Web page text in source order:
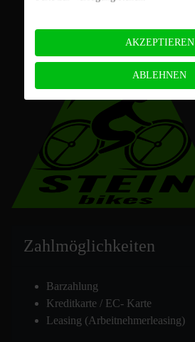
Zahlmöglichkeiten
Barzahlung
Kreditkarte / EC- Karte
Leasing (Arbeitnehmerleasing)
AKZEPTIEREN
ABLEHNEN